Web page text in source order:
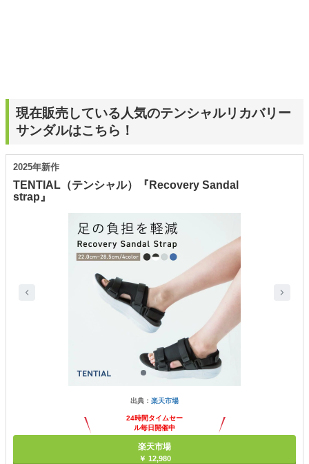
現在販売している人気のテンシャルリカバリー
サンダルはこちら！
TENTIAL（テンシャル）『Recovery Sandal
strap』
2025年新作
出典： 楽天市場
24時間タイムセー
ル毎日開催中
楽天市場
￥ 12,980